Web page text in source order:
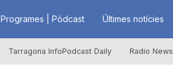
Programes | Pòdcast Últimes notícies
Tarragona InfoPodcast Daily Radio News